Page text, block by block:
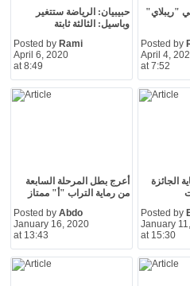
حبيبيان: الرياضة ستتغير
وباسيل: الثالثة ثابتة
Posted by Rami
April 6, 2020
at 8:49
"ريبلاي"
Posted by
April 4,
at 7:52
أعرج بطل المرحلة السابعة
من رماية التراب "أ" ممتاز
Posted by Abdo
January 16, 2020
at 13:43
الجائزة
Posted by
January
at 15:30